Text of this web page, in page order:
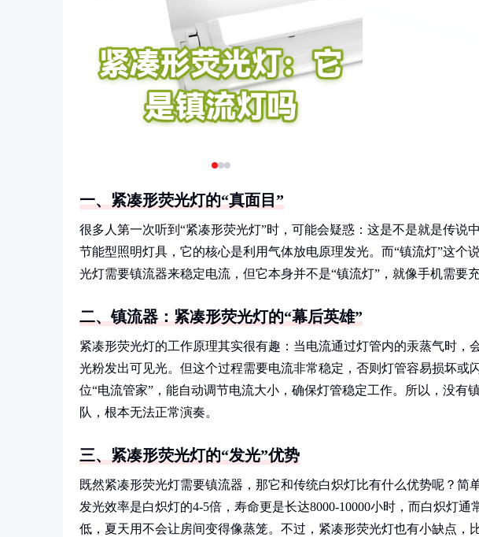
一、紧凑形荧光灯的“真面目”
很多人第一次听到“紧凑形荧光灯”时，可能会疑惑：这是不是就是传说
节能型照明灯具，它的核心是利用气体放电原理发光。而“镇流灯”这个
光灯需要镇流器来稳定电流，但它本身并不是“镇流灯”，就像手机需要
二、镇流器：紧凑形荧光灯的“幕后英雄”
紧凑形荧光灯的工作原理其实很有趣：当电流通过灯管内的汞蒸气时，
光粉发出可见光。但这个过程需要电流非常稳定，否则灯管容易损坏
位“电流管家”，能自动调节电流大小，确保灯管稳定工作。所以，没有
队，根本无法正常演奏。
三、紧凑形荧光灯的“发光”优势
既然紧凑形荧光灯需要镇流器，那它和传统白炽灯比有什么优势呢？简
发光效率是白炽灯的4-5倍，寿命更是长达8000-10000小时，而白炽灯
低，夏天用不会让房间变得像蒸笼。不过，紧凑形荧光灯也有小缺点，